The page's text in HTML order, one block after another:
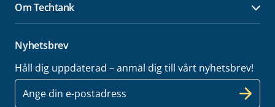
Om Techtank
Nyhetsbrev
Håll dig uppdaterad – anmäl dig till vårt nyhetsbrev!
E-
post